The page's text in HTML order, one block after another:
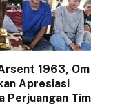
1963, Om
Apresiasi
Perjuangan Tim